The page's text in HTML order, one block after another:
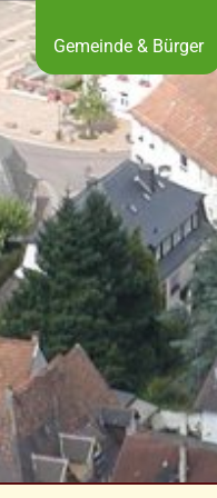
Gemeinde & Bürger